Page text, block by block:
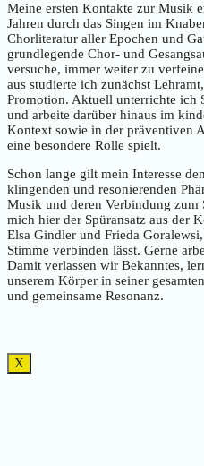
Meine ersten Kontakte zur Musik
Jahren durch das Singen im
Chorliteratur aller Epochen und
grundlegende Chor- und
versuche, immer weiter zu
aus studierte ich zunächst
Promotion. Aktuell unterrichte ich
und arbeite darüber hinaus im
Kontext sowie in der präventiven
eine besondere Rolle spielt.
Schon lange gilt mein Interesse
klingenden und resonierenden
Musik und deren Verbindung zum
mich hier der Spüransatz aus der
Elsa Gindler und Frieda
Stimme verbinden lässt. Gerne
Damit verlassen wir Bekanntes,
unserem Körper in seiner
und gemeinsame Resonanz.
X